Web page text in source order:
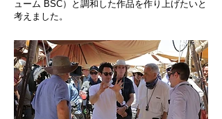
ューム BSC）と調和した作品を作り上げたいと
考えました。